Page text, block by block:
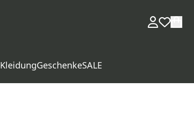
KleidungGeschenkeSALE